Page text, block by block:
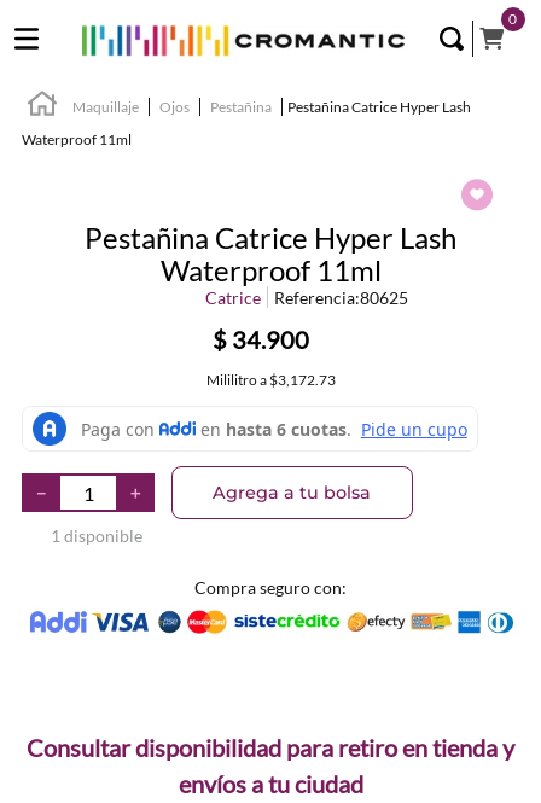
0
Maquillaje Ojos Pestañina
Pestañina Catrice Hyper Lash
Waterproof 11ml
Pestañina Catrice Hyper Lash
Waterproof 11ml
Catrice Referencia:80625
$ 34.900
Mililitroa $3,172.73
＋
－
1 disponible
Agrega a tu bolsa
Compra seguro con:
Consultar disponibilidad para retiro en tienda y
envíos a tu ciudad